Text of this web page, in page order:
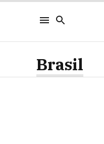
Brasil